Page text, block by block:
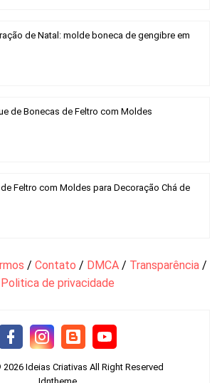
de Natal: molde boneca de gengibre em
de Bonecas de Feltro com Moldes
Feltro com Moldes para Decoração Chá de
/ Contato / DMCA / Transparência /
Politica de privacidade
2026 Ideias Criativas All Right Reserved